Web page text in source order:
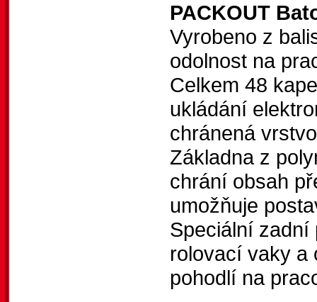
PACKOUT
Vyrobeno z
odolnost na
Celkem 48
ukládání
chránená
Základna z
chrání obsah
umožňuje
Speciální zadní
rolovací vaky a
pohodlí na